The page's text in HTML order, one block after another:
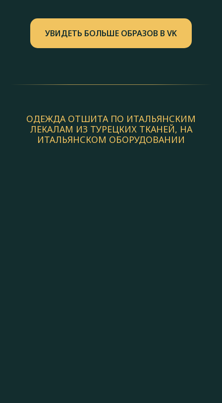
УВИДЕТЬ БОЛЬШЕ ОБРАЗОВ В VK
ОДЕЖДА ОТШИТА ПО ИТАЛЬЯНСКИМ
ЛЕКАЛАМ ИЗ ТУРЕЦКИХ ТКАНЕЙ, НА
ИТАЛЬЯНСКОМ ОБОРУДОВАНИИ